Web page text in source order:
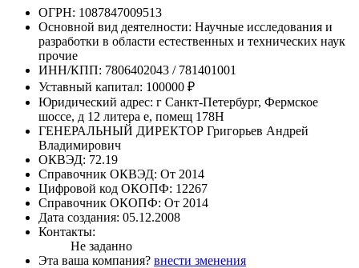
ОГРН: 1087847009513
Основной вид деятелности: Научные исследования и
разработки в области естественных и технических наук
прочие
ИНН/КПП: 7806402043 / 781401001
Уставный капитал: 100000 ₽
Юридический адрес: г Санкт-Петербург, Фермское
шоссе, д 12 литера е, помещ 178Н
ГЕНЕРАЛЬНЫЙ ДИРЕКТОР Григорьев Андрей
Владимирович
ОКВЭД: 72.19
Справочник ОКВЭД: От 2014
Цифровой код ОКОПФ: 12267
Справочник ОКОПФ: От 2014
Дата создания: 05.12.2008
Контакты:
Не заданно
Эта ваша компания? внести зменения